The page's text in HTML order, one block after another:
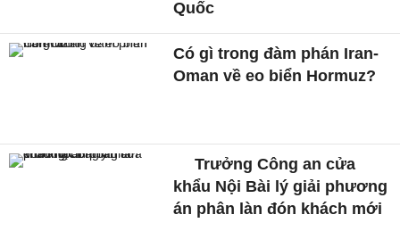
Quốc
Có gì trong đàm phán Iran-
Oman về eo biển Hormuz?
Trưởng Công an cửa
khẩu Nội Bài lý giải phương
án phân làn đón khách mới